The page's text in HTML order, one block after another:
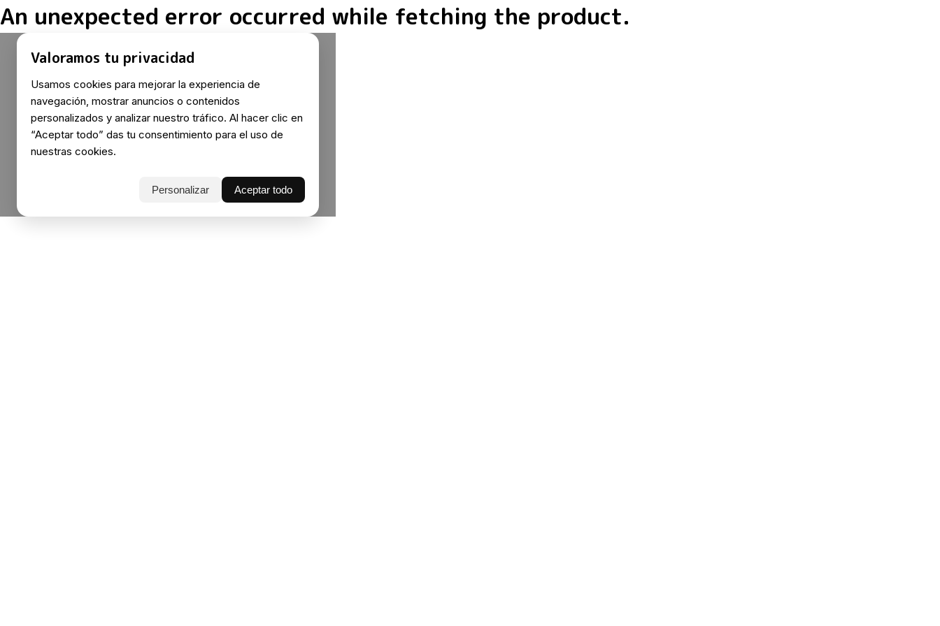
An unexpected error occurred while fetching the product.
Valoramos tu privacidad
Usamos cookies para mejorar la experiencia de
navegación, mostrar anuncios o contenidos
personalizados y analizar nuestro tráfico. Al hacer clic en
“Aceptar todo” das tu consentimiento para el uso de
nuestras cookies.
Personalizar Aceptar todo